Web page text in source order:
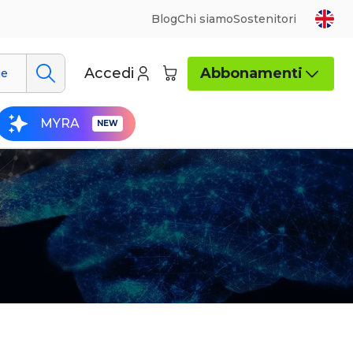
BlogChi siamoSostenitori
Accedi Abbonamenti
MYRA